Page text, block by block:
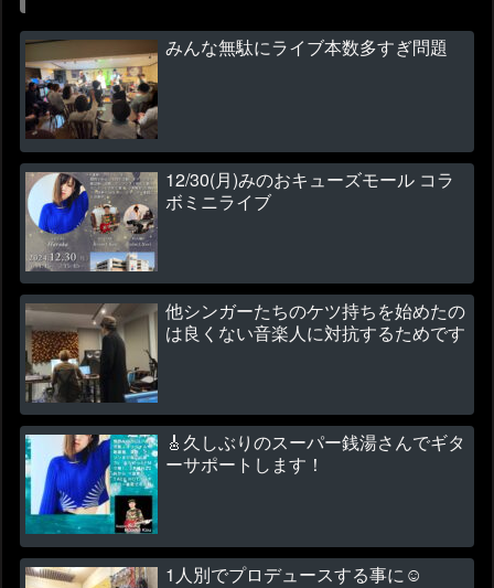
みんな無駄にライブ本数多すぎ問題
12/30(月)みのおキューズモール コラ
ボミニライブ
他シンガーたちのケツ持ちを始めたの
は良くない音楽人に対抗するためです
🎸久しぶりのスーパー銭湯さんでギタ
ーサポートします！
1人別でプロデュースする事に☺